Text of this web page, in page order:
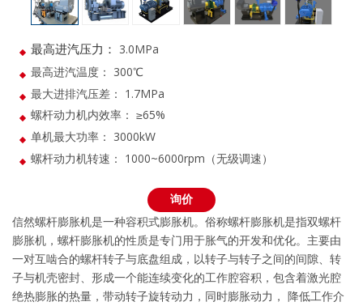
最高进汽压力： 3.0MPa
最高进汽温度： 300℃
最大进排汽压差： 1.7MPa
螺杆动力机内效率： ≥65%
单机最大功率： 3000kW
螺杆动力机转速： 1000~6000rpm（无级调速）
询价
信然螺杆膨胀机是一种容积式膨胀机。俗称螺杆膨胀机是指双螺杆
膨胀机，螺杆膨胀机的性质是专门用于胀气的开发和优化。主要由
一对互啮合的螺杆转子与底盘组成，以转子与转子之间的间隙、转
子与机壳密封、形成一个能连续变化的工作腔容积，包含着激光腔
绝热膨胀的热量，带动转子旋转动力，同时膨胀动力， 降低工作介